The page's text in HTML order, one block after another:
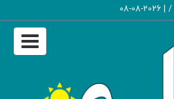
|
2026-08-08
Toggle